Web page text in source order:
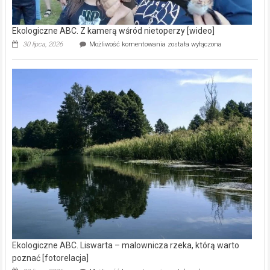
Ekologiczne ABC. Z kamerą wśród nietoperzy [wideo]
30 lipca, 2026 Możliwość komentowania Ekologiczne
kamerą
wśród
została wyłączona
Ekologiczne ABC. Liswarta – malownicza rzeka, którą warto
poznać [fotorelacja]